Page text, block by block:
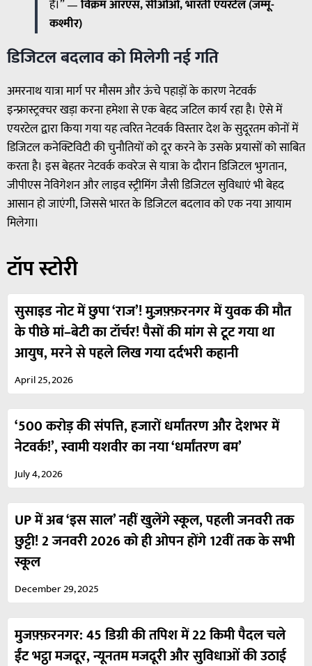
है।” —विक्रम आरएस, सीओओ, भारती एयरटेल (जम्मू-
कश्मीर)
डिजिटल बदलाव को मिलेगी नई गति
अमरनाथ यात्रा मार्ग पर मौसम और ऊंचे पहाड़ों के कारण नेटवर्क
इन्फ्रास्ट्रक्चर खड़ा करना हमेशा से एक बेहद जटिल कार्य रहा है। ऐसे में
एयरटेल द्वारा किया गया यह त्वरित नेटवर्क विस्तार देश के सुदूरतम कोनों में
डिजिटल कनेक्टिविटी की चुनौतियों को दूर करने के उसके प्रयासों को साबित
करता है। इस बेहतर नेटवर्क कवरेज से यात्रा के दौरान डिजिटल भुगतान,
जीपीएस नेविगेशन और लाइव स्ट्रीमिंग जैसी डिजिटल सुविधाएं भी बेहद
आसान हो जाएंगी, जिससे भारत के डिजिटल बदलाव को एक नया आयाम
मिलेगा।
टॉप स्टोरी
सुसाइड नोट में छुपा ‘राज’! मुज़फ़्फ़रनगर में युवक की मौत
के पीछे मां–बेटी का टॉर्चर! पैसों की मांग से टूट गया था
आयुष, मरने से पहले लिख गया दर्दभरी कहानी
April 25, 2026
‘500 करोड़ की संपत्ति, हजारों धर्मांतरण और देशभर में
नेटवर्क!’, स्वामी यशवीर का नया ‘धर्मांतरण बम’
July 4, 2026
UP में अब ‘इस साल’ नहीं खुलेंगे स्कूल, पहली जनवरी तक
छुट्टी! 2 जनवरी 2026 को ही ओपन होंगे 12वीं तक के सभी
स्कूल
December 29, 2025
मुजफ़्फ़रनगर: 45 डिग्री की तपिश में 22 किमी पैदल चले
ईंट भट्ठा मजदूर, न्यूनतम मजदूरी और सुविधाओं की उठाई